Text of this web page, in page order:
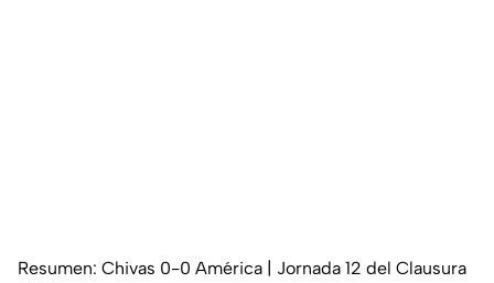
Resumen: Chivas 0-0 América | Jornada 12 del Clausura